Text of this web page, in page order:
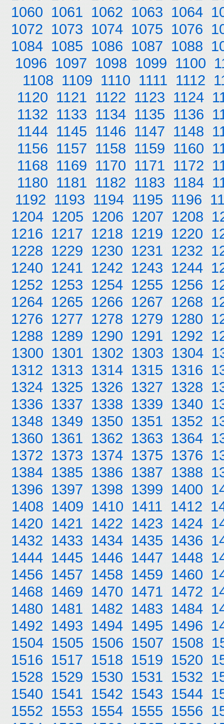
1060 1061 1062 1063 1064
1072 1073 1074 1075 1076
1084 1085 1086 1087 1088
1096 1097 1098 1099 1100
1108 1109 1110 1111 1112
1120 1121 1122 1123 1124
1132 1133 1134 1135 1136
1144 1145 1146 1147 1148
1156 1157 1158 1159 1160
1168 1169 1170 1171 1172
1180 1181 1182 1183 1184
1192 1193 1194 1195 1196
1204 1205 1206 1207 1208
1216 1217 1218 1219 1220
1228 1229 1230 1231 1232
1240 1241 1242 1243 1244
1252 1253 1254 1255 1256
1264 1265 1266 1267 1268
1276 1277 1278 1279 1280
1288 1289 1290 1291 1292
1300 1301 1302 1303 1304
1312 1313 1314 1315 1316
1324 1325 1326 1327 1328
1336 1337 1338 1339 1340
1348 1349 1350 1351 1352
1360 1361 1362 1363 1364
1372 1373 1374 1375 1376
1384 1385 1386 1387 1388
1396 1397 1398 1399 1400
1408 1409 1410 1411 1412
1420 1421 1422 1423 1424
1432 1433 1434 1435 1436
1444 1445 1446 1447 1448
1456 1457 1458 1459 1460
1468 1469 1470 1471 1472
1480 1481 1482 1483 1484
1492 1493 1494 1495 1496
1504 1505 1506 1507 1508
1516 1517 1518 1519 1520
1528 1529 1530 1531 1532
1540 1541 1542 1543 1544
1552 1553 1554 1555 1556